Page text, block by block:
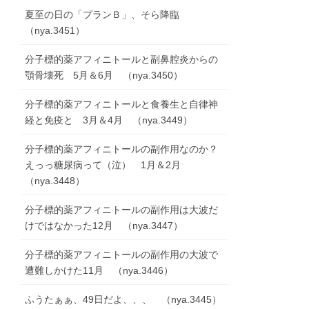
夏至の日の「プランＢ」、そら降臨
（nya.3451）
分子標的薬アフィニトールと副鼻腔炎からの
顎骨壊死 5月＆6月 （nya.3450）
分子標的薬アフィニトールと食養生と自律神
経と免疫と 3月＆4月 （nya.3449）
分子標的薬アフィニトールの副作用なのか？
えっっ糖尿病って（泣） 1月＆2月
（nya.3448）
分子標的薬アフィニトールの副作用は大波だ
けではなかった12月 （nya.3447）
分子標的薬アフィニトールの副作用の大波で
遭難しかけた11月 （nya.3446）
ふうたぁぁ、49日だよ、、、 （nya.3445）